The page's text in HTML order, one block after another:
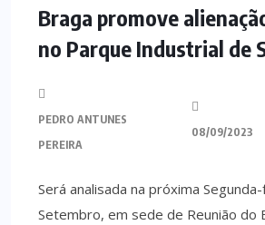
Braga promove
no Parque Industrial de
PEDRO ANTUNES
PEREIRA
08/09/2023
Será analisada na próxima
Setembro, em sede de Reunião do